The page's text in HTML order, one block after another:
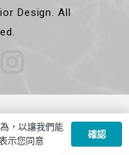
Design. All
，以讓我們能
示您同意
確認